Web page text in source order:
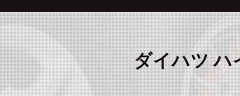
ダイハツ